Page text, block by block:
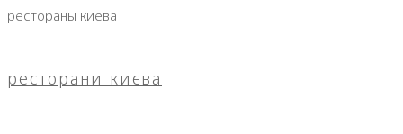
рестораны киева
ресторани києва